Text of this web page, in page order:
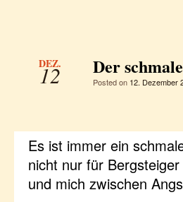
DEZ.
12 Der
Posted on 12. Dezember
Es ist immer ein
nicht nur für
und mich zwischen